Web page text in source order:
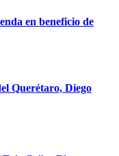
en beneficio de
Querétaro, Diego